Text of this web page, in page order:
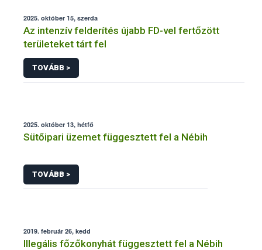
2025. október 15, szerda
Az intenzív felderítés újabb FD-vel fertőzött
területeket tárt fel
TOVÁBB >
2025. október 13, hétfő
Sütőipari üzemet függesztett fel a Nébih
TOVÁBB >
2019. február 26, kedd
Illegális főzőkonyhát függesztett fel a Nébih